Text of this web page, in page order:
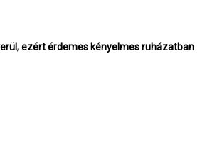
ezért érdemes kényelmes ruházatban